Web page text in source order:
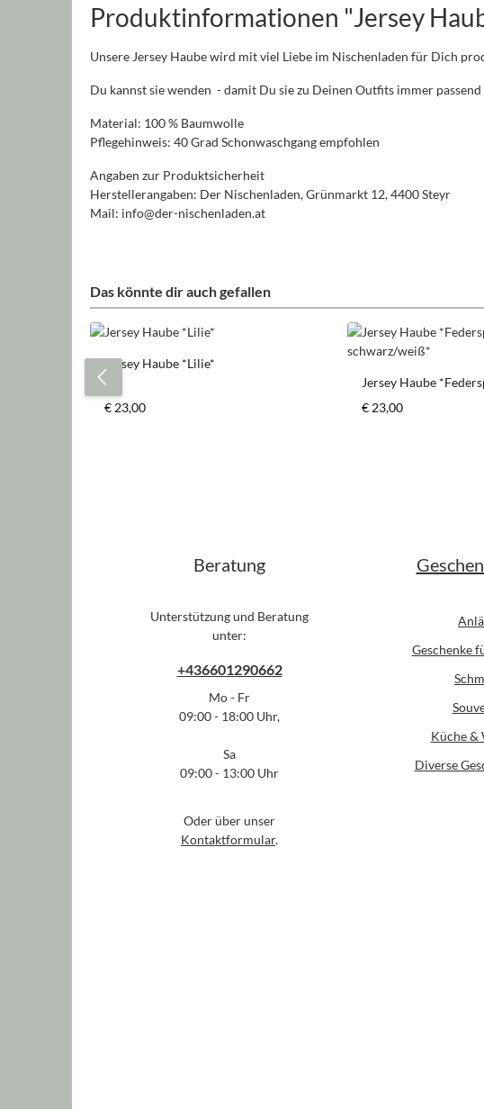
Produktinformationen "Jersey
Unsere Jersey Haube wird mit viel Liebe im Nischenladen für Dich
Du kannst sie wenden - damit Du sie zu Deinen Outfits immer
Material: 100 % Baumwolle
Pflegehinweis: 40 Grad Schonwaschgang empfohlen
Angaben zur Produktsicherheit
Herstellerangaben: Der Nischenladen, Grünmarkt 12, 4400 Steyr
Mail: info@der-nischenladen.at
Das könnte dir auch gefallen
Produktgalerie überspringen
Jersey Haube *Lilie*
Regulärer Preis:
€ 23,00
Jersey Haube
Regulärer Preis:
€ 23,00
Beratung
Unterstützung und Beratung
unter:
+436601290662
Mo - Fr
09:00 - 18:00 Uhr,
Sa
09:00 - 13:00 Uhr
Oder über unser
Kontaktformular.
Geschenke
Küche &
Diverse